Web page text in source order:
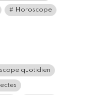
Horoscope
quotidien